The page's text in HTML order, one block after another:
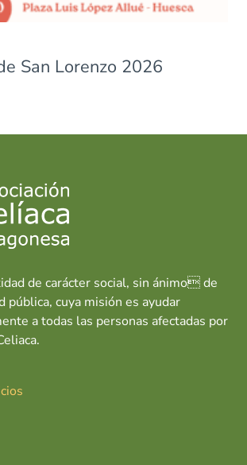
San Lorenzo 2026
de carácter social, sin ánimo de
pública, cuya misión es ayudar
a todas las personas afectadas por